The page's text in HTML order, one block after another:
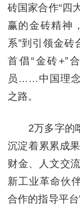
砖国家合作“四
赢的金砖精神
系”到引领金砖
首倡“金砖+”
员……中国理
之路。
2万多字的喀
沉淀着累累成
财金、人文交
新工业革命伙
合作的指导平